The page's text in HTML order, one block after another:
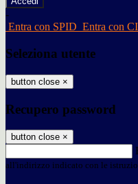
-
Entra con SPID Entra con
Seleziona utente
button close ×
Recupero password
button close ×
all'indirizzo indicato con le